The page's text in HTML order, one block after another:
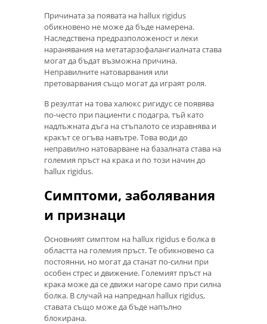
Причината за появата на hallux rigidus
обикновено не може да бъде намерена.
Наследствена предразположеност и леки
наранявания на метатарзофалангиалната става
могат да бъдат възможна причина.
Неправилните натоварвания или
претоварвания също могат да играят роля.
В резултат на това халюкс ригидус се появява
по-често при пациенти с подагра, тъй като
надлъжната дъга на стъпалото се изравнява и
кракът се огъва навътре. Това води до
неправилно натоварване на базалната става на
големия пръст на крака и по този начин до
hallux rigidus.
Симптоми, заболявания
и признаци
Основният симптом на hallux rigidus е болка в
областта на големия пръст. Те обикновено са
постоянни, но могат да станат по-силни при
особен стрес и движение. Големият пръст на
крака може да се движи нагоре само при силна
болка. В случай на напреднал hallux rigidus,
ставата също може да бъде напълно
блокирана.